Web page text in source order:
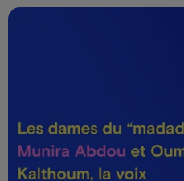
Les penseurs de l'Islam